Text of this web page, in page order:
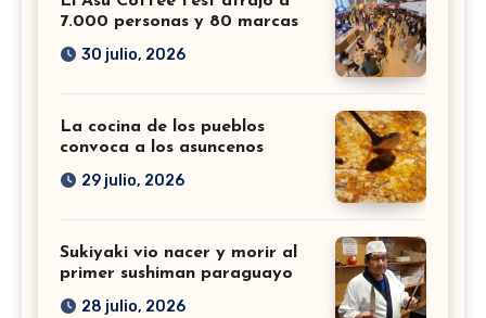
7.000 personas y 80 marcas
30 julio, 2026
La cocina de los pueblos
convoca a los asuncenos
29 julio, 2026
Sukiyaki vio nacer y morir al
primer sushiman paraguayo
28 julio, 2026